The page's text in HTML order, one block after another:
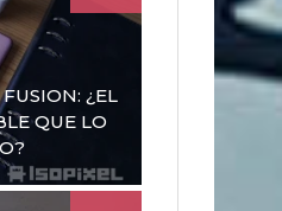
¿EL
QUE LO